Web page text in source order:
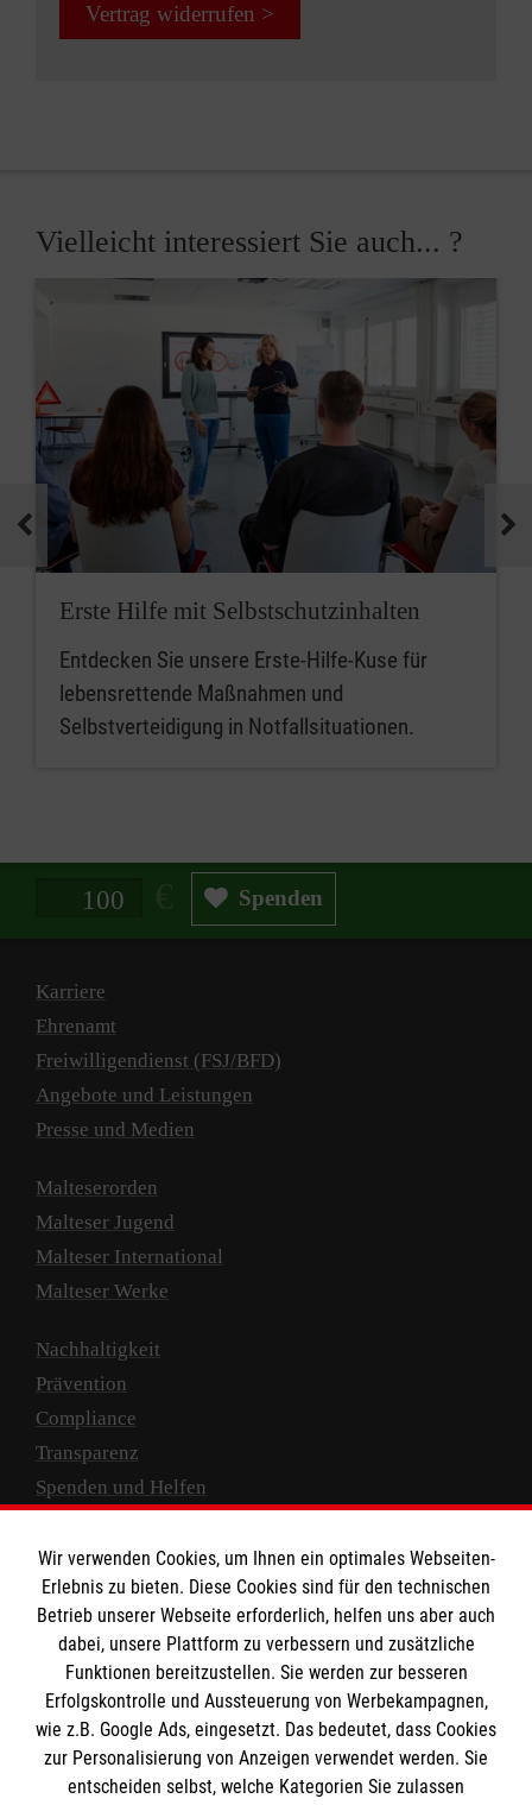
Vertrag widerrufen >
Vielleicht interessiert Sie auch... ?
Erste Hilfe mit Selbstschutzinhalten
Entdecken Sie unsere Erste-Hilfe-Kuse für
lebensrettende Maßnahmen und
Selbstverteidigung in Notfallsituationen.
Spendenbetrag in Euro Spenden
Karriere
Ehrenamt
Freiwilligendienst (FSJ/BFD)
Angebote und Leistungen
Presse und Medien
Malteserorden
Malteser Jugend
Malteser International
Malteser Werke
Nachhaltigkeit
Prävention
Compliance
Transparenz
Spenden und Helfen
Empfänger: Malteser Hilfsdienst e.V.
IBAN: DE10 3706 0120 1201 2000 12
BIC: GENODED 1PA7
Wir verwenden Cookies, um Ihnen ein optimales Webseiten-
Erlebnis zu bieten. Diese Cookies sind für den technischen
Betrieb unserer Webseite erforderlich, helfen uns aber auch
dabei, unsere Plattform zu verbessern und zusätzliche
Funktionen bereitzustellen. Sie werden zur besseren
Erfolgskontrolle und Aussteuerung von Werbekampagnen,
wie z.B. Google Ads, eingesetzt. Das bedeutet, dass Cookies
zur Personalisierung von Anzeigen verwendet werden. Sie
entscheiden selbst, welche Kategorien Sie zulassen